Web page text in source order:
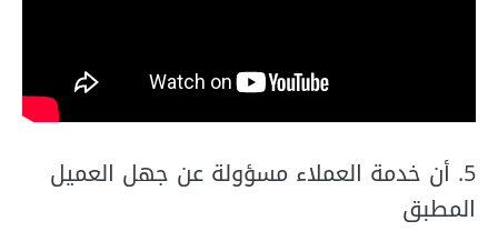
5. أن خدمة العملاء مسؤولة عن جهل العميل
المطبق